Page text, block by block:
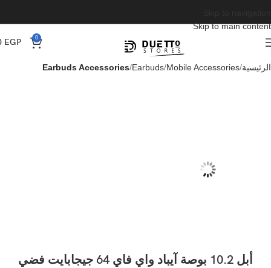
Skip to main content
0
EGP
الرئيسية Mobile Accessories
Earbuds
Earbuds Accessories
أبل 10.2 بوصة آيباد واي فاي 64 جيجابايت فضي